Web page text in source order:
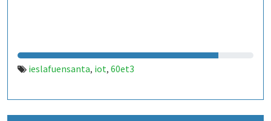
ieslafuensanta, iot, 60et3